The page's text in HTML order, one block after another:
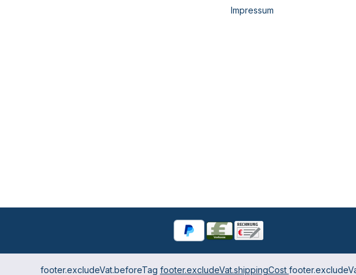
Impressum
footer.excludeVat.beforeTag footer.excludeVat.shippingCost